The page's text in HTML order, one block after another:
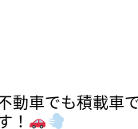
動車でも積載車
！